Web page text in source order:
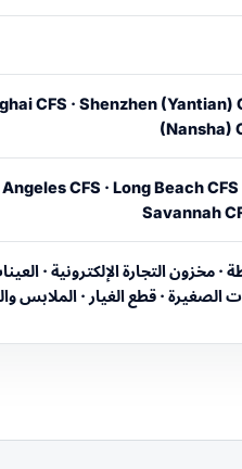
CFS · Shenzhen (Yantian)
(Nansha)
CFS · Long Beach CFS
Savannah
· مخزون التجارة الإلكترونية ·
الصغيرة · قطع الغيار · الملابس